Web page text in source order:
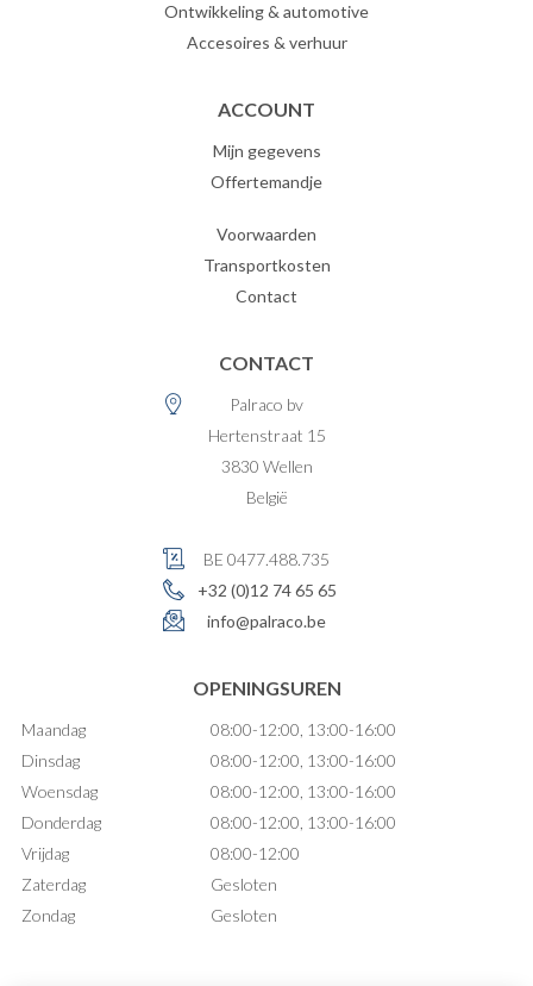
Ontwikkeling & automotive
Accesoires & verhuur
ACCOUNT
Mijn gegevens
Offertemandje
Voorwaarden
Transportkosten
Contact
CONTACT
Palraco bv
Hertenstraat 15
3830 Wellen
België
BE 0477.488.735
+32 (0)12 74 65 65
info@palraco.be
OPENINGSUREN
Maandag
08:00-12:00, 13:00-16:00
Dinsdag
08:00-12:00, 13:00-16:00
Woensdag
08:00-12:00, 13:00-16:00
Donderdag
08:00-12:00, 13:00-16:00
Vrijdag
08:00-12:00
Zaterdag
Gesloten
Zondag
Gesloten